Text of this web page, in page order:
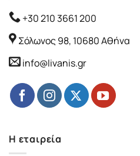
+30 210 3661 200
Σόλωνος 98, 10680 Αθήνα
info@livanis.gr
Η εταιρεία